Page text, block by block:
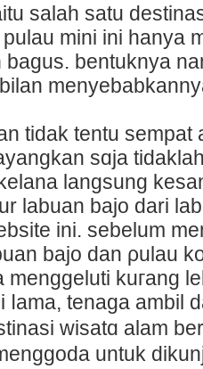
salaһ satu
mini ini hanya
bagus. bentuknya
tidak tentu sempat
sɑja
langsung
labuan bajo dari
ini. sebelum
bajo dan ρulau
kuгang
ⅼama, tenaga ambil
wiѕatɑ alam
untuk